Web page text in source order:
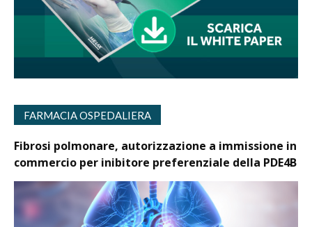
FARMACIA OSPEDALIERA
Fibrosi polmonare, autorizzazione a immissione in
commercio per inibitore preferenziale della PDE4B